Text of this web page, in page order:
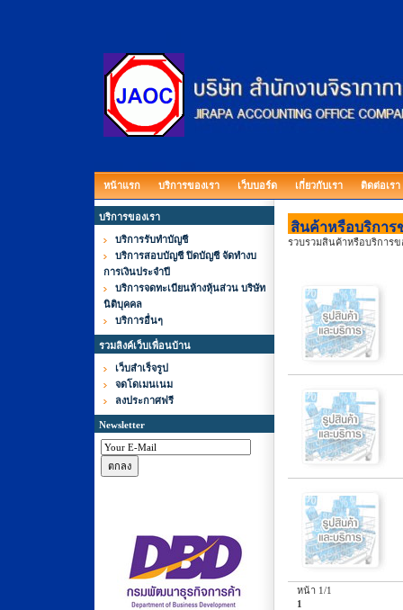
หน้าแรก บริการของเรา เว็บบอร์ด เกี่ยวกับเรา ติดต่อเรา
บริการของเรา
บริการรับทำบัญชี
บริการสอบบัญชี ปิดบัญชี จัดทำงบ
การเงินประจำปี
บริการจดทะเบียนห้างหุ้นส่วน บริษัท
นิติบุคคล
บริการอื่นๆ
รวมลิงค์เว็บเพื่อนบ้าน
เว็บสำเร็จรูป
จดโดเมนเนม
ลงประกาศฟรี
Newsletter
สินค้าหรือบริการ
รวบรวมสินค้าหรือบริการข
หน้า 1/1
1